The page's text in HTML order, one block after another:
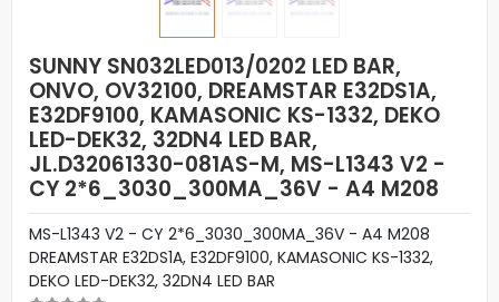
SUNNY SN032LED013/0202 LED BAR,
ONVO, OV32100, DREAMSTAR E32DS1A,
E32DF9100, KAMASONIC KS-1332, DEKO
LED-DEK32, 32DN4 LED BAR,
JL.D32061330-081AS-M, MS-L1343 V2 -
CY 2*6_3030_300MA_36V - A4 M208
MS-L1343 V2 - CY 2*6_3030_300MA_36V - A4 M208
DREAMSTAR E32DS1A, E32DF9100, KAMASONIC KS-1332,
DEKO LED-DEK32, 32DN4 LED BAR